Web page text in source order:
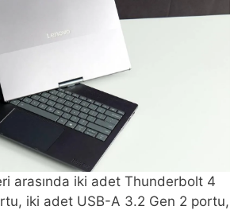
arasında iki adet Thunderbolt 4
iki adet USB-A 3.2 Gen 2 portu,